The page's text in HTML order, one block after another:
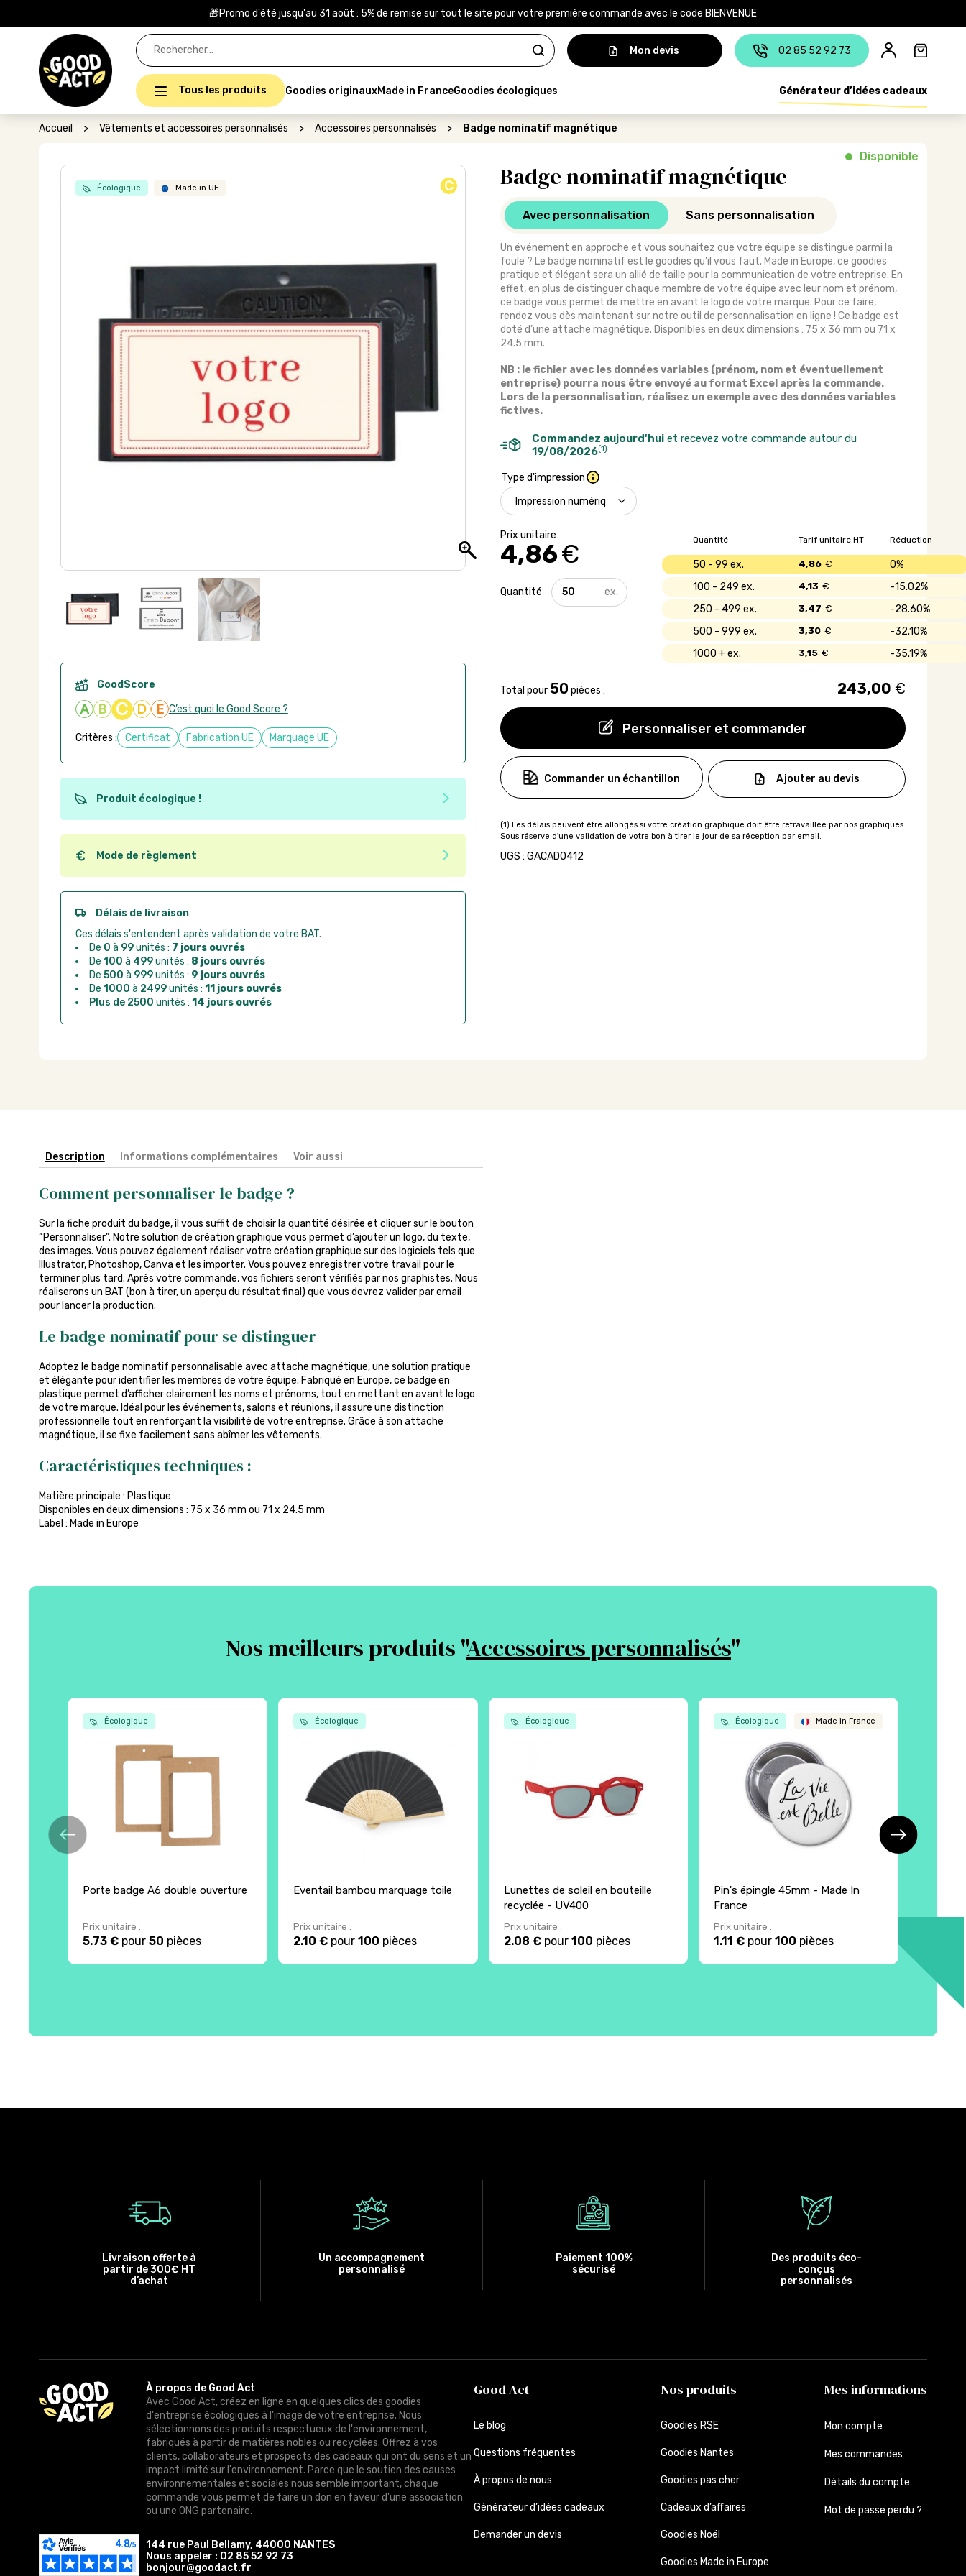
🎁Promo d'été jusqu'au 31 août : 5% de remise sur tout le site pour votre première commande avec le code BIENVENUE
Rechercher :
Mon devis
02 85 52 92 73
Tous les produits Goodies originauxMade in FranceGoodies écologiques Générateur d’idées cadeaux
Accueil > Vêtements et accessoires personnalisés > Accessoires personnalisés > Badge nominatif magnétique
Écologique Made in UE C Badge nominatif magnétique
Disponible
Avec personnalisation Sans personnalisation
Un événement en approche et vous souhaitez que votre équipe se distingue parmi la
foule ? Le badge nominatif est le goodies qu’il vous faut. Made in Europe, ce goodies
pratique et élégant sera un allié de taille pour la communication de votre entreprise. En
effet, en plus de distinguer chaque membre de votre équipe avec leur nom et prénom,
ce badge vous permet de mettre en avant le logo de votre marque. Pour ce faire,
rendez vous dès maintenant sur notre outil de personnalisation en ligne ! Ce badge est
doté d’une attache magnétique. Disponibles en deux dimensions : 75 x 36 mm ou 71 x
24.5 mm.
NB : le fichier avec les données variables (prénom, nom et éventuellement
entreprise) pourra nous être envoyé au format Excel après la commande.
Lors de la personnalisation, réalisez un exemple avec des données variables
fictives.
Commandez aujourd'huiet recevez votre commande autour du
19/08/2026(1)
Type d'impression
4,86€
Personnaliser et commander
quantité
de
Quantité Réduction
Tarif unitaire HT
50 - 99 0%
4,86 €
100 - 249 15.02%
4,13 €
250 - 499 28.60%
3,47 €
500 - 999 32.10%
3,30 €
1000 + 35.19%
3,15 €
Total pour 50 pièces : 243,00 €
Commander un échantillon Ajouter au devis
UGS : GACADO412
GoodScore
A B C D E C’est quoi le Good Score ?
Critères : Certificat Fabrication UE Marquage UE
Produit écologique !
Ce produit est éco-conçu, il a été fabriqué à partir de matériaux recyclés ou
recyclables. Ces produits peuvent plus facilement obtenir une seconde vie après
utilisation. L'origine de fabrication du produit n'entre pas dans les critères d'éco-
Mode de règlement
Quel que soit le mode de règlement, vous pouvez passer commande en ligne sur
Good Act.
Paiement CB :paiement sécurisé par carte bancaire
Virement bancaire :
règlement sur facture après la commande
Chorus Pro :règlement par mandat administratif après la commande
Délais de livraison
Ces délais s'entendent après validation de votre BAT.
De 0 à 99unités : 7 jours ouvrés
De 100 à 499unités : 8 jours ouvrés
De 500 à 999unités : 9 jours ouvrés
De 1000 à 2499unités : 11 jours ouvrés
Plus de 2500 unités : 14 jours ouvrés
Description Informations complémentaires Voir aussi
Comment personnaliser le badge ?
Sur la fiche produit du badge, il vous suffit de choisir la quantité désirée et cliquer sur le bouton
“Personnaliser”. Notre solution de création graphique vous permet d’ajouter un logo, du texte,
des images. Vous pouvez également réaliser votre création graphique sur des logiciels tels que
Illustrator, Photoshop, Canva et les importer. Vous pouvez enregistrer votre travail pour le
terminer plus tard. Après votre commande, vos fichiers seront vérifiés par nos graphistes. Nous
réaliserons un BAT (bon à tirer, un aperçu du résultat final) que vous devrez valider par email
pour lancer la production.
Le badge nominatif pour se distinguer
Adoptez le badge nominatif personnalisable avec attache magnétique, une solution pratique
et élégante pour identifier les membres de votre équipe. Fabriqué en Europe, ce badge en
plastique permet d’afficher clairement les noms et prénoms, tout en mettant en avant le logo
de votre marque. Idéal pour les événements, salons et réunions, il assure une distinction
professionnelle tout en renforçant la visibilité de votre entreprise. Grâce à son attache
magnétique, il se fixe facilement sans abîmer les vêtements.
Caractéristiques techniques :
Matière principale : Plastique
Disponibles en deux dimensions : 75 x 36 mm ou 71 x 24.5 mm
Label : Made in Europe
Nos meilleurs produits "Accessoires personnalisés"
Écologique
Porte badge A6 double ouverture
Prix unitaire :
5.73 € pour50 pièces
Écologique
Eventail bambou marquage toile
Prix unitaire :
2.10 €pour 100 pièces
Écologique
Lunettes de soleil en bouteille
recyclée - UV400
Prix unitaire :
2.08 €pour 100 pièces
Écologique Made in France
Pin's épingle 45mm - Made In
France
Prix unitaire :
1.11 € pour100 pièces
Livraison offerte à
partir de 300€ HT
d’achat
Un accompagnement
personnalisé
Paiement 100%
sécurisé
Des produits éco-
conçus
personnalisés
À propos de Good Act
Avec Good Act, créez en ligne en quelques clics des goodies
d'entreprise écologiques à l'image de votre entreprise. Nous
sélectionnons des produits respectueux de l'environnement,
fabriqués à partir de matières nobles ou recyclées. Offrez à vos
clients, collaborateurs et prospects des cadeaux qui ont du sens et un
impact limité sur l'environnement. Parce que le soutien des causes
environnementales et sociales nous semble important, chaque
commande vous permet de faire un don en faveur d'une association
ou une ONG partenaire.
144 rue Paul Bellamy, 44000 NANTES
Nous appeler : 02 85 52 92 73
bonjour@goodact.fr
Good Act
Le blog
Questions fréquentes
À propos de nous
Générateur d’idées cadeaux
Demander un devis
Nos produits
Goodies RSE
Goodies Nantes
Goodies pas cher
Cadeaux d’affaires
Goodies Noël
Goodies Made in Europe
Mes informations
Mon compte
Mes commandes
Détails du compte
Mot de passe perdu ?